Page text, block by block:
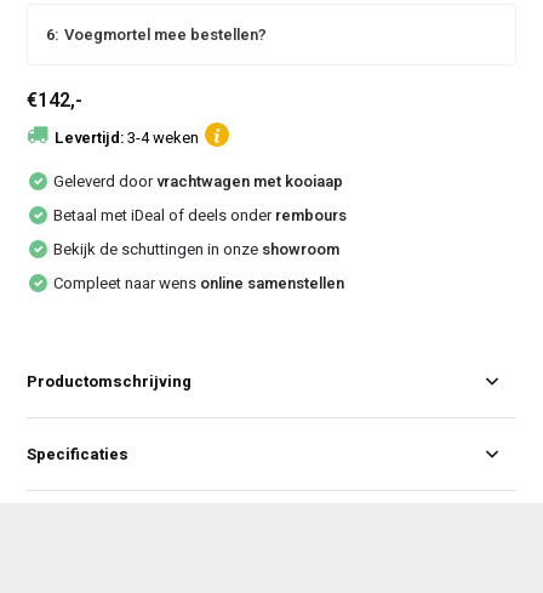
6: Voegmortel mee bestellen?
€142,-
Levertijd:3-4 weken
Geleverd doorvrachtwagen met kooiaap
Betaal met iDeal of deels onderrembours
Bekijk de schuttingen in onze showroom
Compleet naar wens online samenstellen
Productomschrijving
Specificaties